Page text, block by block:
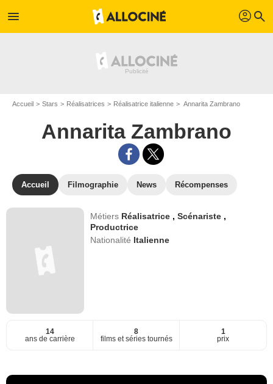
menu profil search
Accueil Stars Réalisatrices Réalisatrice italienne Annarita Zambrano
Annarita Zambrano
Accueil Filmographie News Récompenses
Métiers Réalisatrice ,Scénariste ,
Productrice
Nationalité Italienne
14
ans de carrière
8
films et séries tournés
1
prix